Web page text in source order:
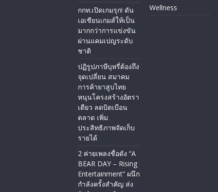
กกท.เปิดเกมรุก! ดัน
เอเชียนเกมส์ให้เป็น
มากกว่าการแข่งขัน
ผ่านแคมเปญระดับ
ชาติ
ปฏิรูปภาษีบุหรี่ต้องถึง
จุดเปลี่ยน สมาคม
การค้ายาสูบไทย
หนุนโครงสร้างอัตรา
เดียว ลดบิดเบือน
ตลาด เพิ่ม
ประสิทธิภาพจัดเก็บ
รายได้
2 ค่ายเพลงชื่อดัง “A
BEAR DAY – Rising
Entertainment” ผนึก
กำลังครั้งสำคัญ ส่ง
Wellness